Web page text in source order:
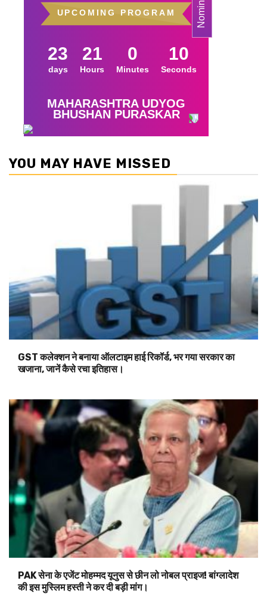
YOU MAY HAVE MISSED
GST कलेक्शन ने बनाया ऑलटाइम हाई रिकॉर्ड, भर गया सरकार का
खजाना, जानें कैसे रचा इतिहास।
PAK सेना के एजेंट मोहम्मद यूनुस से छीन लो नोबल प्राइज! बांग्लादेश
की इस मुस्लिम हस्ती ने कर दी बड़ी मांग।